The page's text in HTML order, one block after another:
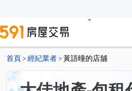
首頁 > 經紀業者 > 黃語曈的店舖